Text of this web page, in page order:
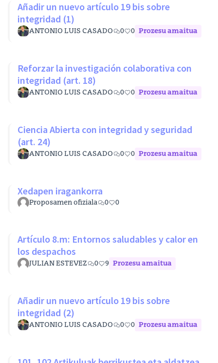
Añadir un nuevo artículo 19 bis sobre
integridad (1)
ANTONIO LUIS CASADO 0 0 Prozesu amaitua
Reforzar la investigación colaborativa con
integridad (art. 18)
ANTONIO LUIS CASADO 0 0 Prozesu amaitua
Ciencia Abierta con integridad y seguridad
(art. 24)
ANTONIO LUIS CASADO 0 0 Prozesu amaitua
Xedapen iragankorra
Proposamen ofiziala 0 0
Artículo 8.m: Entornos saludables y calor en
los despachos
JULIAN ESTEVEZ 0 9 Prozesu amaitua
Añadir un nuevo artículo 19 bis sobre
integridad (2)
ANTONIO LUIS CASADO 0 0 Prozesu amaitua